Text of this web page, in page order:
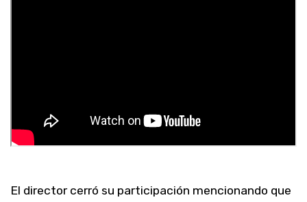
El director cerró su participación mencionando que